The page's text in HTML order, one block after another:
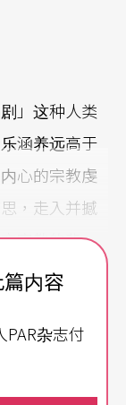
」这种人类
涵养远高于
心的宗教虔
，走入并撼
宗教的背
比真虔的内
管弦乐团将
内容
杂志付